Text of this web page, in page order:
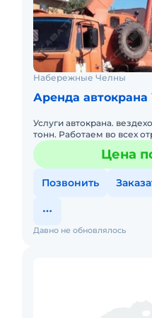
Набережные Челны
Аренда
Услуги автокрана.
тонн. Работаем во всех
Татарстан,
безнал, на постоянно
Цена
Позвонить
Давно не обновлялось